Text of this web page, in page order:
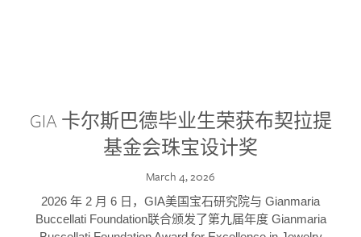
GIA 卡尔斯巴德毕业生荣获布契拉提
基金会珠宝设计奖
March 4, 2026
2026 年 2 月 6 日，GIA美国宝石研究院与 Gianmaria
Buccellati Foundation联合颁发了第九届年度 Gianmaria